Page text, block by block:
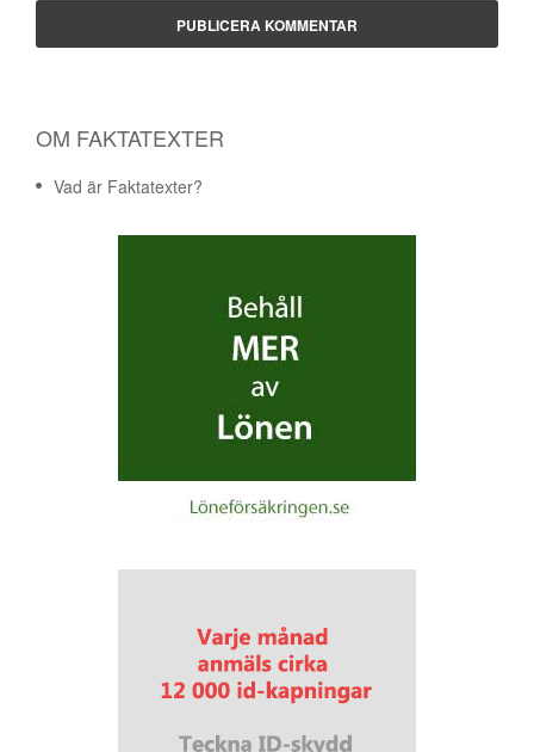
OM FAKTATEXTER
Vad är Faktatexter?